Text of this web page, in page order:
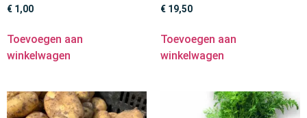
€ 1,00
Toevoegen aan
winkelwagen
€ 19,50
Toevoegen aan
winkelwagen